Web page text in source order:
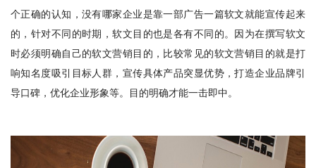
个正确的认知，没有哪家企业是靠一部广告一篇软文就能宣传起来
的，针对不同的时期，软文目的也是各有不同的。因为在撰写软文
时必须明确自己的软文营销目的，比较常见的软文营销目的就是打
响知名度吸引目标人群，宣传具体产品突显优势，打造企业品牌引
导口碑，优化企业形象等。目的明确才能一击即中。